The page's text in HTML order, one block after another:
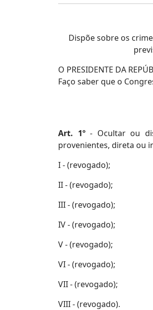
Dispõe sobre os
O PRESIDENTE DA
Faço saber que o
Art. 1º - Ocultar ou
provenientes, direta ou
I - (revogado);
II - (revogado);
III - (revogado);
IV - (revogado);
V - (revogado);
VI - (revogado);
VII - (revogado);
VIII - (revogado).